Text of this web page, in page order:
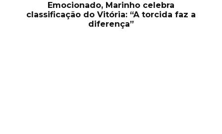
Emocionado, Marinho celebra
classificação do Vitória: “A torcida faz a
diferença”